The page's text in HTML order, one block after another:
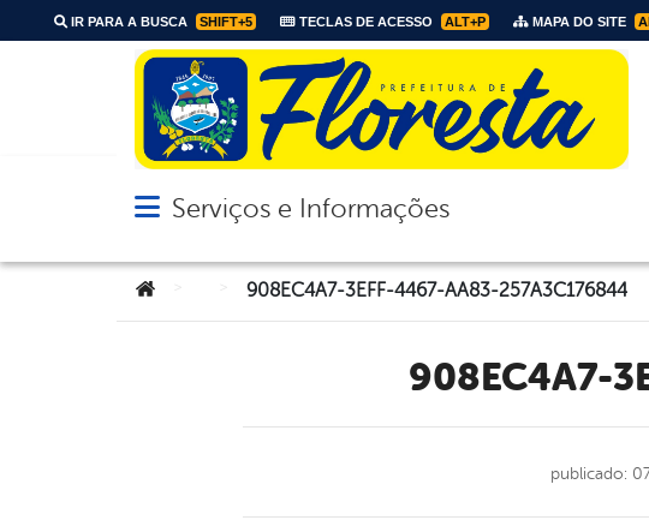
IR PARA A BUSCA SHIFT+5 TECLAS DE ACESSO ALT+P MAPA DO SITE
Abrir menu principal de navegação
Serviços e Informações
Você está aqui:908EC4A7-3EFF-4467-AA83-257A3C176844
908EC4A7-
publicado: